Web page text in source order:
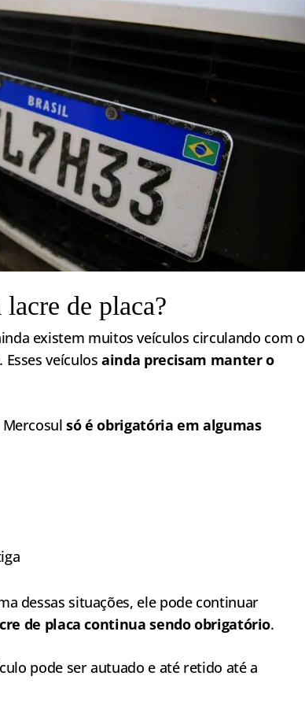
de placa?
existem muitos veículos circulando com o
Esses veículosainda precisam manter o
Mercosulsó é obrigatória em algumas
dessas situações, ele pode continuar
de placa continua sendo obrigatório.
pode ser autuado e até retido até a